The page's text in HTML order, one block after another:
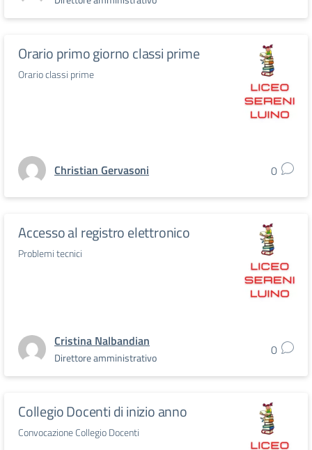
Orario primo giorno classi prime
Orario classi prime
Christian Gervasoni 0
Accesso al registro elettronico
Problemi tecnici
Cristina Nalbandian
Direttore amministrativo 0
Collegio Docenti di inizio anno
Convocazione Collegio Docenti